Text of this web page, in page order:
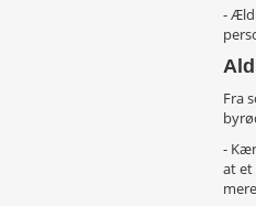
-
Fra
-
at et